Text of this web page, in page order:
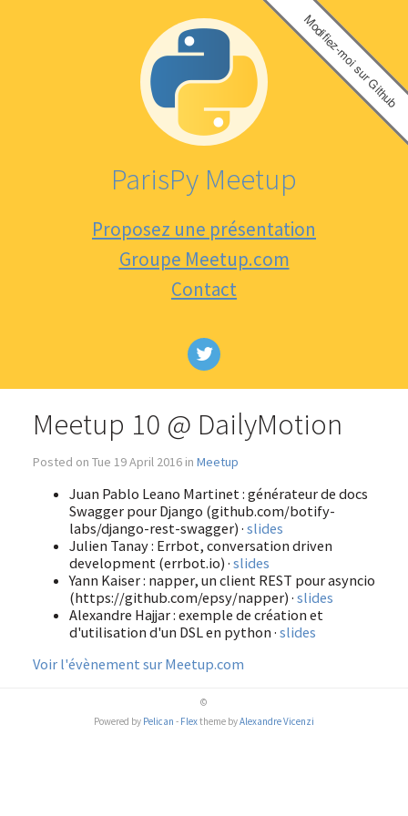
Modifiez-moi sur Github
ParisPy Meetup
Proposez une présentation
Groupe Meetup.com
Contact
Meetup 10 @ DailyMotion
Posted on Tue 19 April 2016 in Meetup
Juan Pablo Leano Martinet : générateur de docs
Swagger pour Django (github.com/botify-
labs/django-rest-swagger) · slides
Julien Tanay : Errbot, conversation driven
development (errbot.io) · slides
Yann Kaiser : napper, un client REST pour asyncio
(https://github.com/epsy/napper) · slides
Alexandre Hajjar : exemple de création et
d'utilisation d'un DSL en python · slides
Voir l'évènement sur Meetup.com
©
Powered by Pelican - Flextheme byAlexandre Vicenzi